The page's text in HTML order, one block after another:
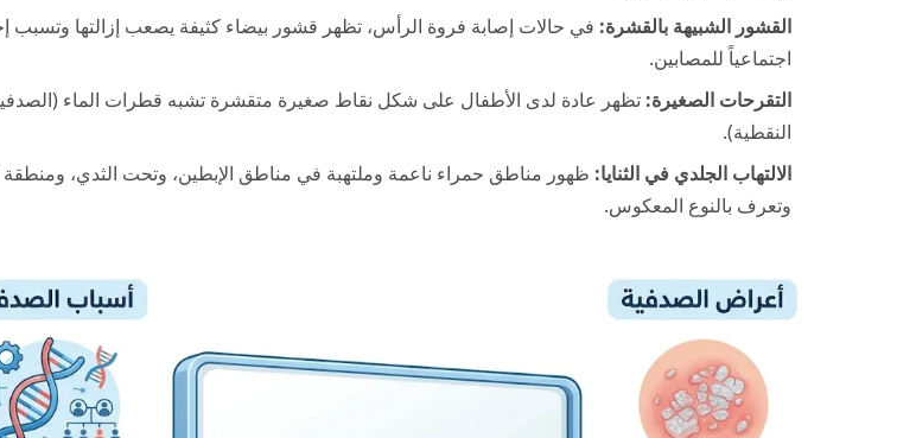
القشور الشبيهة بالقشرة: في حالات إصابة فروة الرأس، تظهر قشور بيضاء كثيفة يصعب إزالتها وتسبب
اجتماعياً للمصابين.
التقرحات الصغيرة: تظهر عادة لدى الأطفال على شكل نقاط صغيرة متقشرة تشبه قطرات الماء
النقطية).
الالتهاب الجلدي في الثنايا: ظهور مناطق حمراء ناعمة وملتهبة في مناطق الإبطين، وتحت الثدي، ومنطقة
وتعرف بالنوع المعكوس.